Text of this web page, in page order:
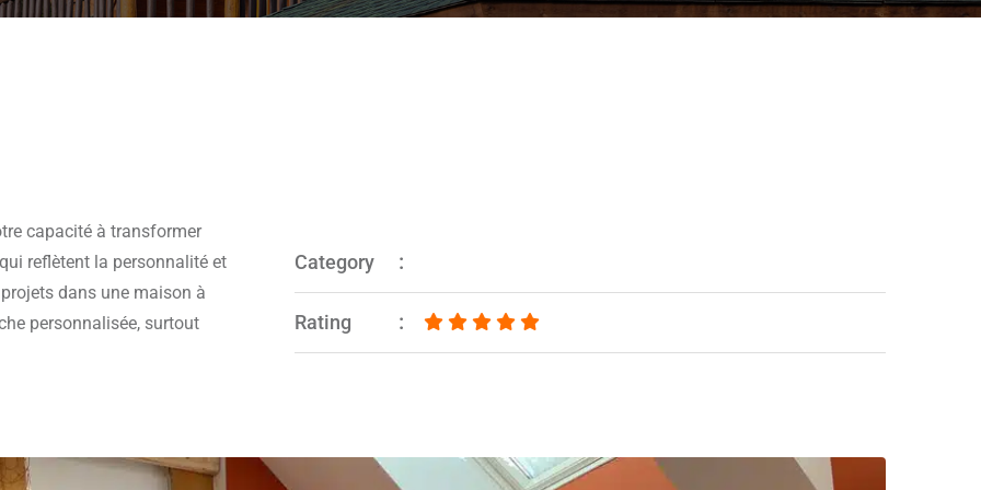
capacité à transformer
reflètent la personnalité et
dans une maison à
personnalisée, surtout
Category
Rating